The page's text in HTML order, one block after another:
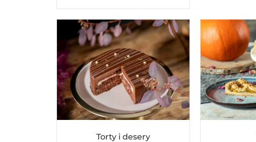
Torty i desery